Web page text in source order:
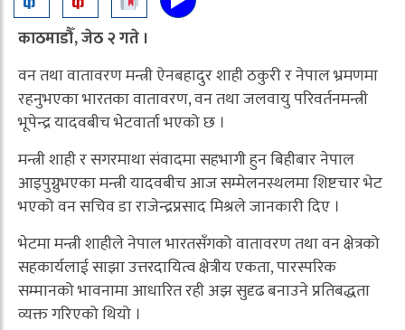
काठमाडौँ, जेठ २ गते ।
वन तथा वातावरण मन्त्री ऐनबहादुर शाही ठकुरी र नेपाल भ्रमणमा
रहनुभएका भारतका वातावरण, वन तथा जलवायु परिवर्तनमन्त्री
भूपेन्द्र यादवबीच भेटवार्ता भएको छ ।
मन्त्री शाही र सगरमाथा संवादमा सहभागी हुन बिहीबार नेपाल
आइपुग्नुभएका मन्त्री यादवबीच आज सम्मेलनस्थलमा शिष्टचार भेट
भएको वन सचिव डा राजेन्द्रप्रसाद मिश्रले जानकारी दिए ।
भेटमा मन्त्री शाहीले नेपाल भारतसँगको वातावरण तथा वन क्षेत्रको
सहकार्यलाई साझा उत्तरदायित्व क्षेत्रीय एकता, पारस्परिक
सम्मानको भावनामा आधारित रही अझ सुदृढ बनाउने प्रतिबद्धता
व्यक्त गरिएको थियो ।